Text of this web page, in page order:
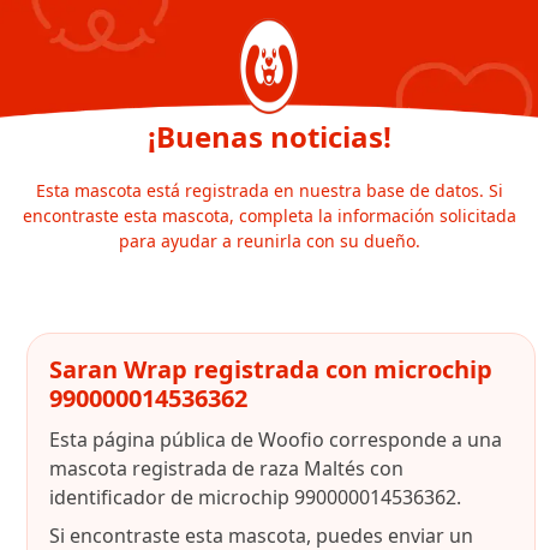
¡Buenas noticias!
Esta mascota está registrada en nuestra base de datos. Si
encontraste esta mascota, completa la información solicitada
para ayudar a reunirla con su dueño.
Saran Wrap registrada con microchip
990000014536362
Esta página pública de Woofio corresponde a una
mascota registrada de raza Maltés con
identificador de microchip 990000014536362.
Si encontraste esta mascota, puedes enviar un